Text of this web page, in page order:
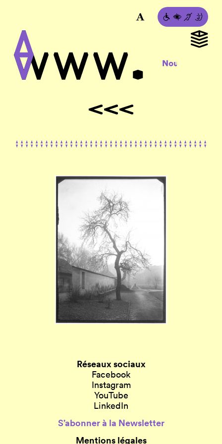
Réseaux sociaux
Facebook
Instagram
YouTube
LinkedIn
S’abonner à la Newsletter
Mentions légales